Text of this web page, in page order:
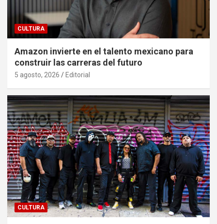
CULTURA
Amazon invierte en el talento mexicano para
construir las carreras del futuro
5 agosto, 2026 Editorial
CULTURA